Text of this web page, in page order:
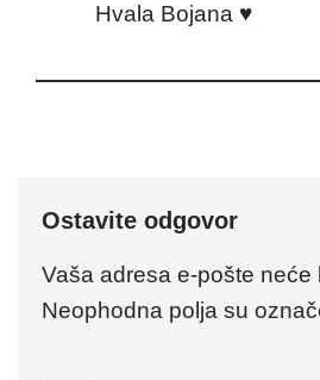
Hvala Bojana ♥
Ostavite odgovor
Vaša adresa e-pošte neće
Neophodna polja su